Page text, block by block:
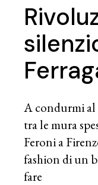
A condurmi al
tra le mura
Feroni a
fashion di un
fare